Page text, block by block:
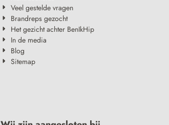
Veel gestelde vragen
Brandreps gezocht
Het gezicht achter BenIkHip
In de media
Blog
Sitemap